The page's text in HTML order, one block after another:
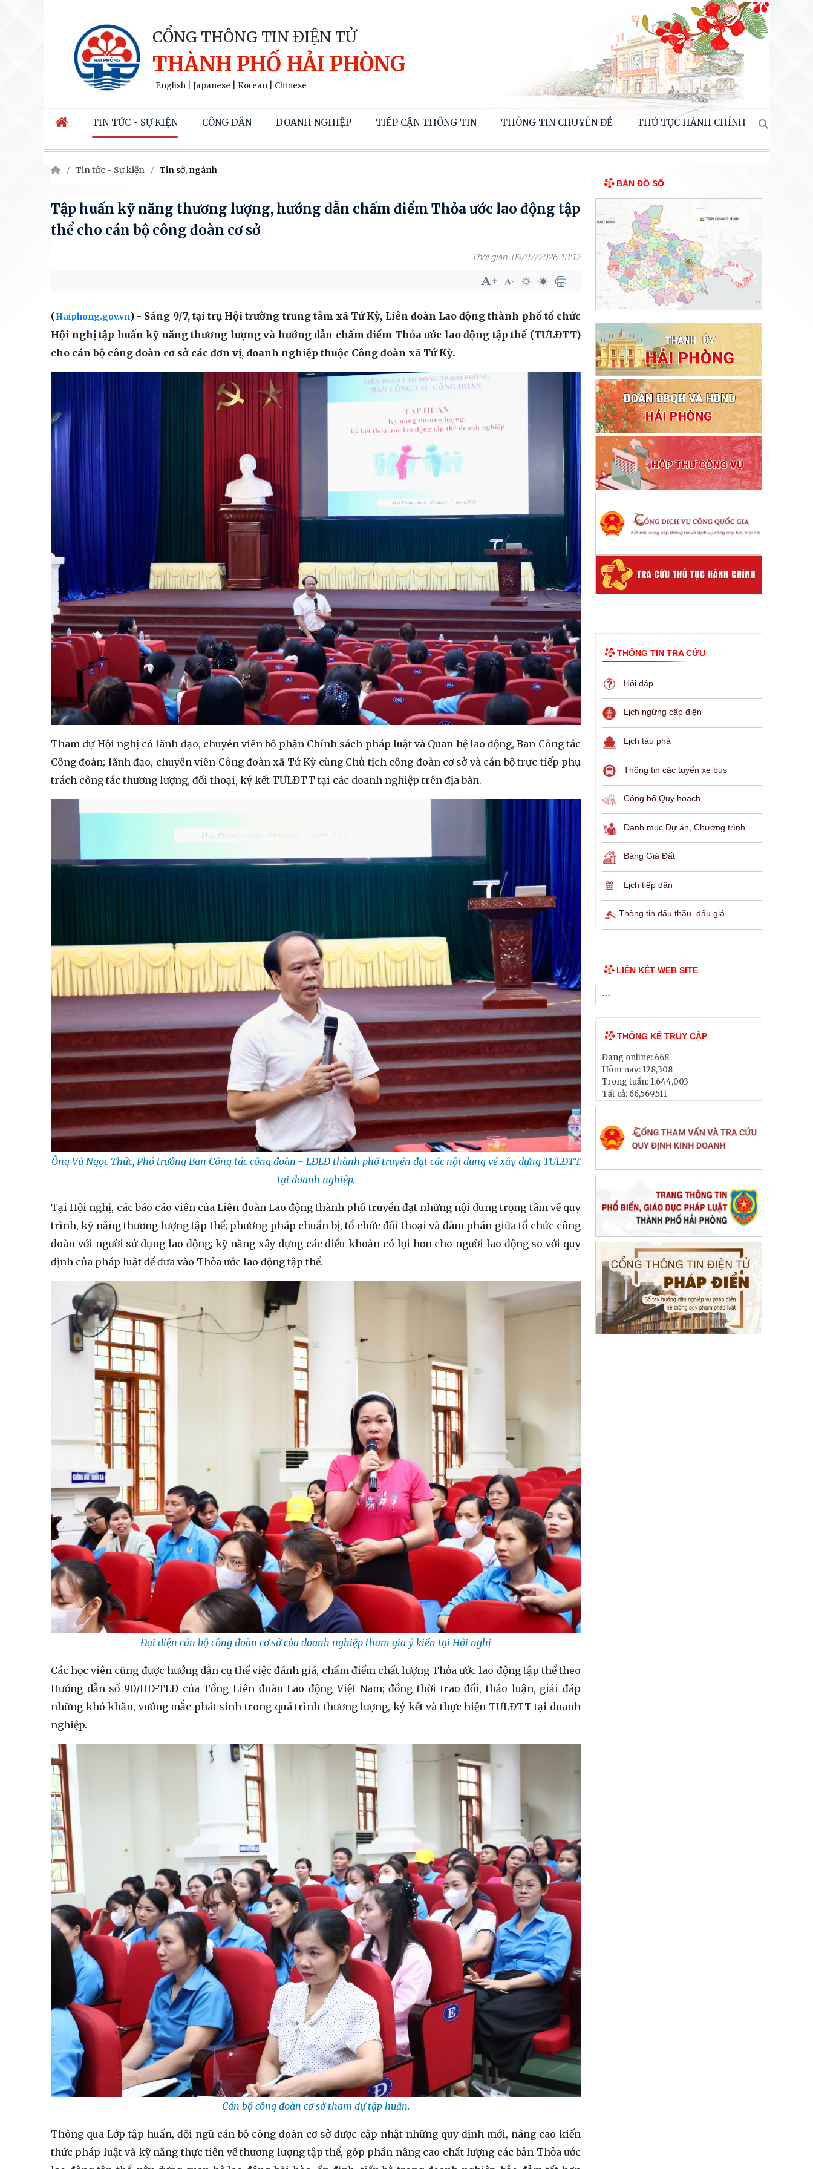
CỔNG THÔNG TIN ĐIỆN TỬ
THÀNH PHỐ HẢI PHÒNG
English Japanese Korean Chinese
TIN TỨC - SỰ KIỆN CÔNG DÂN DOANH NGHIỆP TIẾP CẬN THÔNG TIN THÔNG TIN CHUYÊN ĐỀ THỦ TỤC HÀNH CHÍNH
Tin tức - Sự kiện Tin sở, ngành
Tập huấn kỹ năng thương lượng, hướng dẫn chấm điểm Thỏa ước lao động tập
thể cho cán bộ công đoàn cơ sở
09/07/2026 13:12
(Haiphong.gov.vn) - Sáng 9/7, tại trụ Hội trường trung tâm xã Tứ Kỳ, Liên đoàn Lao động thành phố tổ chức
Hội nghị tập huấn kỹ năng thương lượng và hướng dẫn chấm điểm Thỏa ước lao động tập thể (TƯLĐTT)
cho cán bộ công đoàn cơ sở các đơn vị, doanh nghiệp thuộc Công đoàn xã Tứ Kỳ.
Tham dự Hội nghị có lãnh đạo, chuyên viên bộ phận Chính sách pháp luật và Quan hệ lao động, Ban Công tác
Công đoàn; lãnh đạo, chuyên viên Công đoàn xã Tứ Kỳ cùng Chủ tịch công đoàn cơ sở và cán bộ trực tiếp phụ
trách công tác thương lượng, đối thoại, ký kết TƯLĐTT tại các doanh nghiệp trên địa bàn.
Ông Vũ Ngọc Thức, Phó trưởng Ban Công tác công đoàn - LĐLĐ thành phố truyền đạt các nội dung về xây dựng TƯLĐTT
tại doanh nghiệp.
Tại Hội nghị, các báo cáo viên của Liên đoàn Lao động thành phố truyền đạt những nội dung trọng tâm về quy
trình, kỹ năng thương lượng tập thể; phương pháp chuẩn bị, tổ chức đối thoại và đàm phán giữa tổ chức công
đoàn với người sử dụng lao động; kỹ năng xây dựng các điều khoản có lợi hơn cho người lao động so với quy
định của pháp luật để đưa vào Thỏa ước lao động tập thể.
Đại diện cán bộ công đoàn cơ sở của doanh nghiệp tham gia ý kiến tại Hội nghị
Các học viên cũng được hướng dẫn cụ thể việc đánh giá, chấm điểm chất lượng Thỏa ước lao động tập thể theo
Hướng dẫn số 90/HD-TLĐ của Tổng Liên đoàn Lao động Việt Nam; đồng thời trao đổi, thảo luận, giải đáp
những khó khăn, vướng mắc phát sinh trong quá trình thương lượng, ký kết và thực hiện TƯLĐTT tại doanh
nghiệp.
Cán bộ công đoàn cơ sở tham dự tập huấn.
Thông qua Lớp tập huấn, đội ngũ cán bộ công đoàn cơ sở được cập nhật những quy định mới, nâng cao kiến
thức pháp luật và kỹ năng thực tiễn về thương lượng tập thể, góp phần nâng cao chất lượng các bản Thỏa ước
BẢN ĐỒ SỐ
THÔNG TIN TRA CỨU
Hỏi đáp
Lịch ngừng cấp điện
Lịch tàu phà
Thông tin các tuyến xe bus
Công bố Quy hoạch
Danh mục Dự án, Chương trình
Bảng Giá Đất
Lịch tiếp dân
Thông tin đấu thầu, đấu giá
LIÊN KẾT WEB SITE
THỐNG KÊ TRUY CẬP
Đang online: 668
Hôm nay: 128,308
Trong tuần: 1,644,003
Tất cả: 66,569,511